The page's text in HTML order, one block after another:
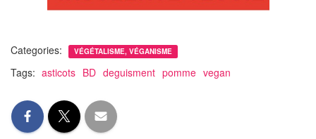
Categories: VÉGÉTALISME, VÉGANISME
Tags: asticots BD deguisment pomme vegan